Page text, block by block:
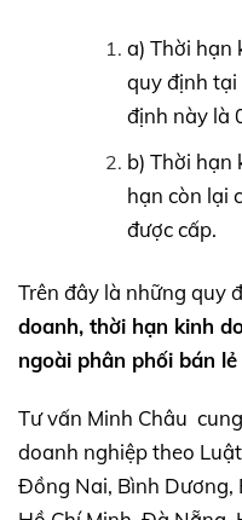
a) Thời hạn
quy định tại
định này là
b) Thời hạn
hạn còn lại
được cấp.
Trên đây là những quy
doanh, thời hạn kinh
ngoài phân phối bán
Tư vấn Minh Châu
doanh nghiệp theo
Đồng Nai, Bình Dương,